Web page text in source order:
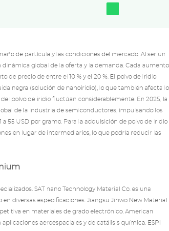
de partícula y las condiciones del mercado. Al ser un
global de la oferta y la demanda. Cada aumento
de precio de entre el 10 % y el 20 %. El polvo de iridio
negra (solución de nanoiridio), lo que también afecta
polvo de iridio fluctúan considerablemente. En 2025, la
de la industria de semiconductores, impulsando los
55 USD por gramo. Para la adquisición de polvo de iridio
en lugar de intermediarios, lo que podría reducir las
SAT nano Technology Material Co. es una
diversas especificaciones. Jiangsu Jinwo New Material
en materiales de grado electrónico. American
aeroespaciales y de catálisis química. ESPI